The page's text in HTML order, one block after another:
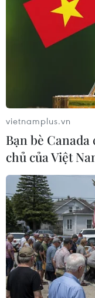
Tiêm
năng "làm
29/10/2015 02:31
Tiêm kích đa năng
hoạt động trong
tàu sân bay và
đa dạng.
vietnamplus.vn
Bạn bè
chủ của Việt